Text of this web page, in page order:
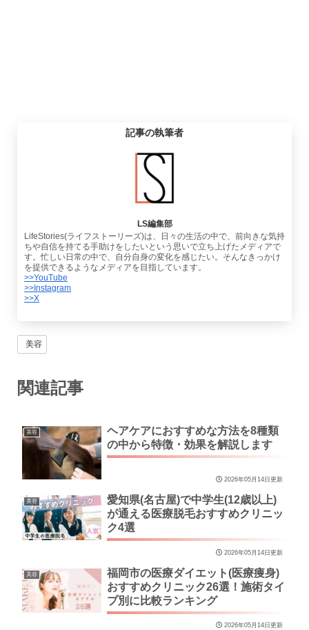
記事の執筆者
LS編集部
LifeStories(ライフストーリーズ)は、日々の生活の中で、前向きな気持
ちや自信を持てる手助けをしたいという思いで立ち上げたメディアで
す。忙しい日常の中で、自分自身の変化を感じたい。そんなきっかけ
を提供できるようなメディアを目指しています。
>>YouTube
>>Instagram
>>X
美容
関連記事
美容
ヘアケアにおすすめな方法を8種類
の中から特徴・効果を解説します
2026年05月14日更新
美容
愛知県(名古屋)で中学生(12歳以上)
が通える医療脱毛おすすめクリニッ
ク4選
2026年05月14日更新
美容
福岡市の医療ダイエット(医療痩身)
おすすめクリニック26選！施術タイ
プ別に比較ランキング
2026年05月14日更新